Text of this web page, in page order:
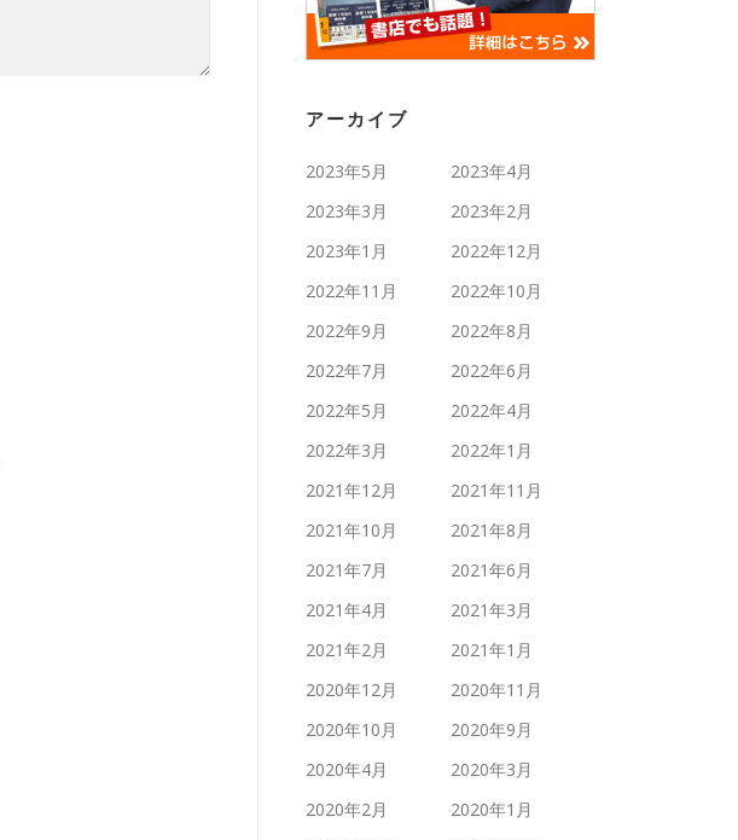
アーカイブ
2023年5月
2023年4月
2023年3月
2023年2月
2023年1月
2022年12月
2022年11月
2022年10月
2022年9月
2022年8月
2022年7月
2022年6月
2022年5月
2022年4月
2022年3月
2022年1月
2021年12月
2021年11月
2021年10月
2021年8月
2021年7月
2021年6月
2021年4月
2021年3月
2021年2月
2021年1月
2020年12月
2020年11月
2020年10月
2020年9月
2020年4月
2020年3月
2020年2月
2020年1月